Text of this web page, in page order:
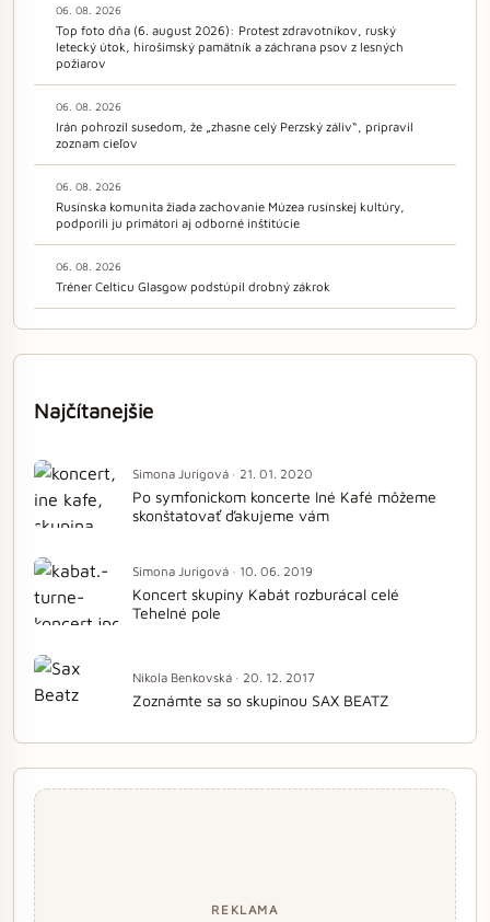
06. 08. 2026
Top foto dňa (6. august 2026): Protest zdravotníkov, ruský
letecký útok, hirošimský pamätník a záchrana psov z lesných
požiarov
06. 08. 2026
Irán pohrozil susedom, že „zhasne celý Perzský záliv“, pripravil
zoznam cieľov
06. 08. 2026
Rusínska komunita žiada zachovanie Múzea rusínskej kultúry,
podporili ju primátori aj odborné inštitúcie
06. 08. 2026
Tréner Celticu Glasgow podstúpil drobný zákrok
Najčítanejšie
Simona Jurigová · 21. 01. 2020
Po symfonickom koncerte Iné Kafé môžeme
skonštatovať ďakujeme vám
Simona Jurigová · 10. 06. 2019
Koncert skupiny Kabát rozburácal celé
Tehelné pole
Nikola Benkovská · 20. 12. 2017
Zoznámte sa so skupinou SAX BEATZ
REKLAMA